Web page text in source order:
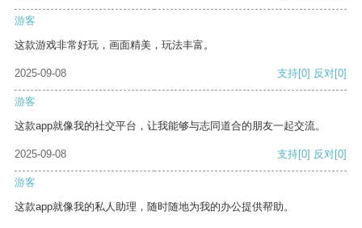
游客
这款游戏非常好玩，画面精美，玩法丰富。
2025-09-08 支持[0] 反对[0]
游客
这款app就像我的社交平台，让我能够与志同道合的朋友一起交流。
2025-09-08 支持[0] 反对[0]
游客
这款app就像我的私人助理，随时随地为我的办公提供帮助。